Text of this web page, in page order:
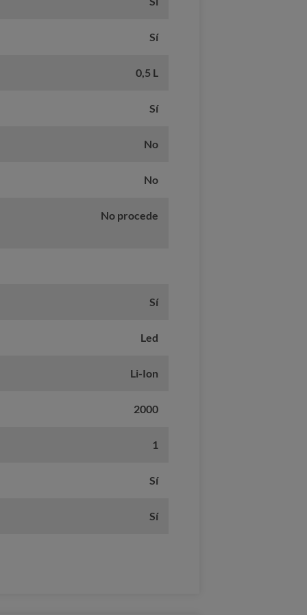
Sí
0,5 L
Sí
No
No
No procede
Sí
Led
Li-Ion
2000
1
Sí
Sí